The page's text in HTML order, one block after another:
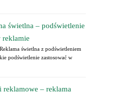
świetlna – podświetlenie
reklamie
świetlna z podświetleniem
podświetlenie zastosować w
reklamowe – reklama